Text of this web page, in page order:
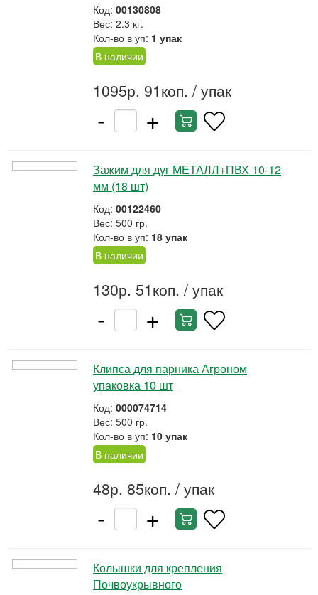
Код: 00130808
Вес: 2.3 кг.
Кол-во в уп: 1 упак
В наличии
1095р. 91коп. / упак
- +
Зажим для дуг МЕТАЛЛ+ПВХ 10-12
мм (18 шт)
Код: 00122460
Вес: 500 гр.
Кол-во в уп: 18 упак
В наличии
130р. 51коп. / упак
- +
Клипса для парника Агроном
упаковка 10 шт
Код: 000074714
Вес: 500 гр.
Кол-во в уп: 10 упак
В наличии
48р. 85коп. / упак
- +
Колышки для крепления
Почвоукрывного